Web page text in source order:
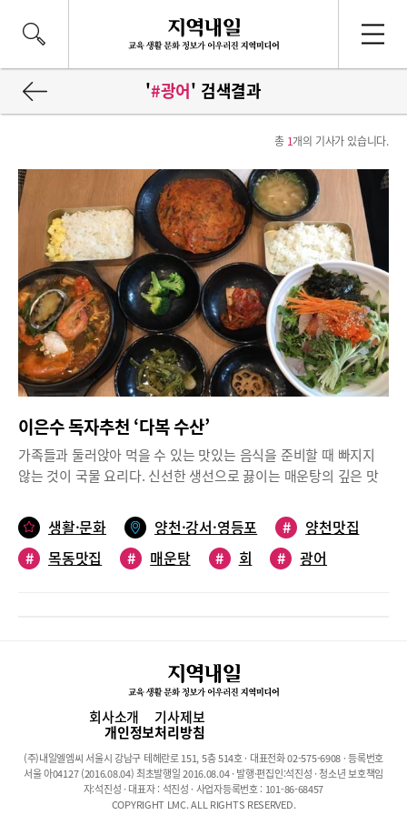
'#광어' 검색결과
총 1개의 기사가 있습니다.
이은수 독자추천 ‘다복 수산’
가족들과 둘러앉아 먹을 수 있는 맛있는 음식을 준비할 때 빠지지
않는 것이 국물 요리다. 신선한 생선으로 끓이는 매운탕의 깊은 맛
원한 매운탕 맛을 만들어 내는 것은 생각보다 어렵다. 이은수 독자
는 어릴 때 엄마가 자주 끓여주시던 매운탕 맛을 느껴보고 싶으면
오목교에 있는 ‘다복 수산’을 찾는다. 다복 수산은 근처 직장인들이
가 좋은 회 정식 등 다양한 메뉴를 골라 먹을 수 있다. 이은수 독자
는 “평소 입맛이 없을 때는 전복뚝배기를 즐겨 먹어요. 전복, 새우,
조개, 버섯 등 푸짐하게 들어가 국물 맛이 시원하고 깔끔해 자꾸 숟
가락으로 떠먹게 됩니다. 버섯, 콩나물 등을 건져 먹으면서 전복 살
문하면 조리를 시작하기 때문에 바로 끓인 따뜻한 국물 맛을 맛볼
수 있어 좋다. 특이하게 밥도 양은 도시락통에 담아줘 어린 시절 추
억을 떠올리며 미소가 저절로 지어진다고. 좌석은 단체가 들어갈 수
생활·문화 양천·강서·영등포 #
양천맛집
#
목동맛집 # 매운탕 # 회 #
광어
회사소개 기사제보
개인정보처리방침
(주)내일엘엠씨 서울시 강남구 테헤란로 151, 5층 514호 · 대표전화 02-575-6908 · 등록번호
서울 아04127 (2016.08.04) 최초발행일 2016.08.04 · 발행·편집인:석진성 · 청소년 보호책임
자:석진성 · 대표자 : 석진성 · 사업자등록번호 : 101-86-68457
COPYRIGHT LMC. ALL RIGHTS RESERVED.